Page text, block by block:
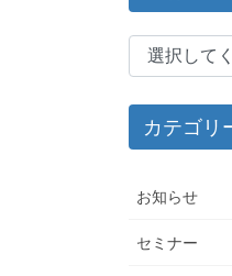
カテゴリ
お知らせ
セミナー